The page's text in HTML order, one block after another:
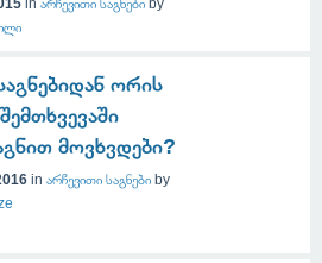
in არჩევითი საგნები by
ორის
მოვხვდები?
in არჩევითი საგნები by